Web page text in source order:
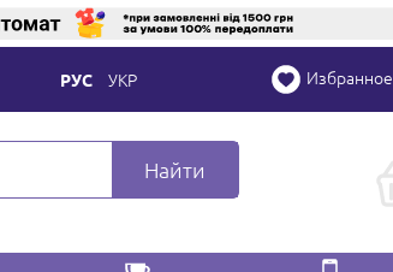
РУС УКР Избранное
Найти